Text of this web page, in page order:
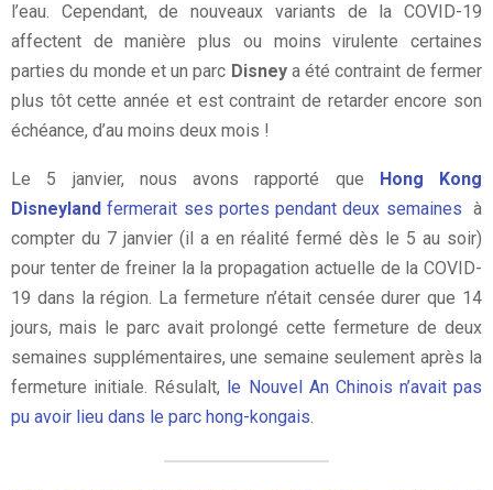
l’eau. Cependant, de nouveaux variants de la COVID-19
affectent de manière plus ou moins virulente certaines
parties du monde et un parc Disneya été contraint de fermer
plus tôt cette année et est contraint de retarder encore son
échéance, d’au moins deux mois !
Le 5 janvier, nous avons rapporté que
Hong Kong
Disneyland fermerait ses portes pendant deux semaines à
compter du 7 janvier (il a en réalité fermé dès le 5 au soir)
pour tenter de freiner la la propagation actuelle de la COVID-
19 dans la région. La fermeture n’était censée durer que 14
jours, mais le parc avait prolongé cette fermeture de deux
semaines supplémentaires, une semaine seulement après la
fermeture initiale. Résulalt, le Nouvel An Chinois n’avait pas
pu avoir lieu dans le parc hong-kongais.